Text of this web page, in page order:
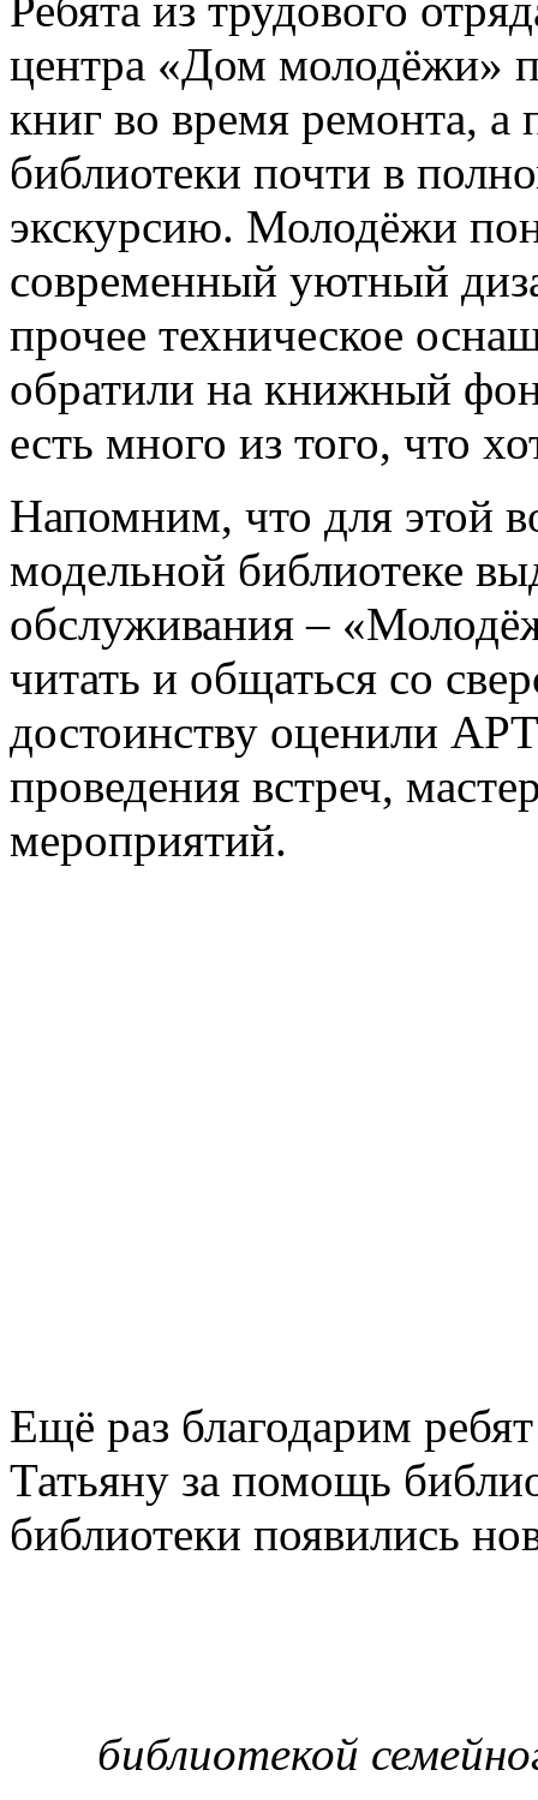
Ребята из трудового
центра «Дом молодёжи»
книг во время ремонта, а
библиотеки почти в
экскурсию. Молодёжи
современный уютный
прочее техническое
обратили на книжный
есть много из того, что
Напомним, что для этой
модельной библиотеке
обслуживания –
читать и общаться со
достоинству оценили
проведения встреч,
мероприятий.
Ещё раз благодарим
Татьяну за помощь
библиотеки появились
библиотекой